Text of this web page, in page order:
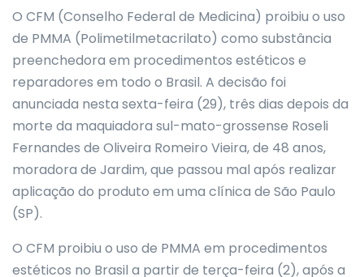
O CFM (Conselho Federal de Medicina) proibiu o uso
de PMMA (Polimetilmetacrilato) como substância
preenchedora em procedimentos estéticos e
reparadores em todo o Brasil. A decisão foi
anunciada nesta sexta-feira (29), três dias depois da
morte da maquiadora sul-mato-grossense Roseli
Fernandes de Oliveira Romeiro Vieira, de 48 anos,
moradora de Jardim, que passou mal após realizar
aplicação do produto em uma clínica de São Paulo
(SP).
O CFM proibiu o uso de PMMA em procedimentos
estéticos no Brasil a partir de terça-feira (2), após a